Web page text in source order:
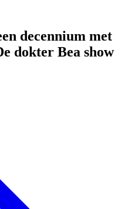
decennium met
dokter Bea show